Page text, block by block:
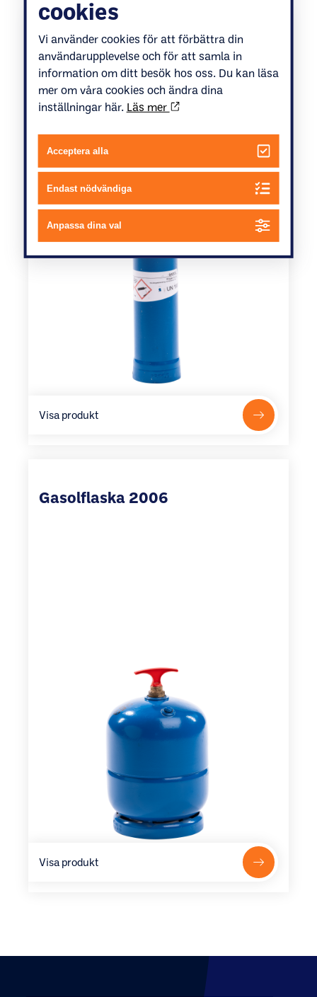
Gasolflaska 2000
Visa produkt
Gasolflaska 2006
Visa produkt
cookies
Vi använder cookies för att förbättra din
användarupplevelse och för att samla in
information om ditt besök hos oss. Du kan läsa
mer om våra cookies och ändra dina
inställningar här. Läs mer
Acceptera alla
Endast nödvändiga
Anpassa dina val